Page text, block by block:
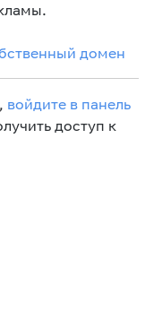
домен
войдите в панель
доступ к